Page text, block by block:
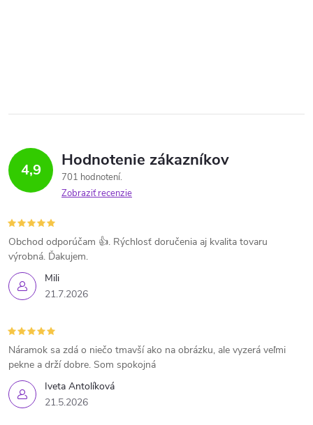
4,9 Hodnotenie zákazníkov
701 hodnotení
Zobraziť recenzie
Mili
21.7.2026
Obchod odporúčam 👍. Rýchlosť doručenia aj kvalita tovaru
výrobná. Ďakujem.
Iveta Antolíková
21.5.2026
Náramok sa zdá o niečo tmavší ako na obrázku, ale vyzerá veľmi
pekne a drží dobre. Som spokojná